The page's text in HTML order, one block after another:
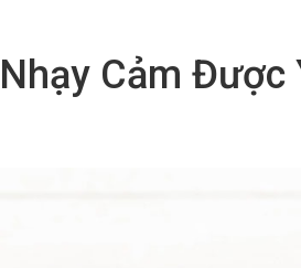
Cảm Được